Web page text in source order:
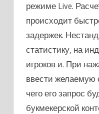
режиме Live.
происходит
задержек.
статистику, на
игроков и. При
ввести желаемую
чего его запрос
букмекерской